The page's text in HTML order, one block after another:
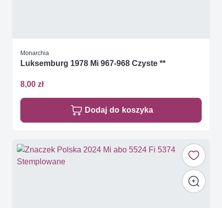
Monarchia
Luksemburg 1978 Mi 967-968 Czyste **
8,00 zł
Dodaj do koszyka